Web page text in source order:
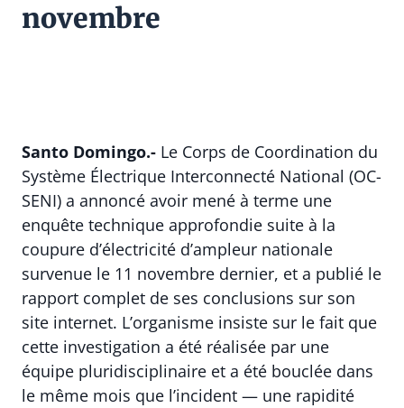
novembre
Santo Domingo.- Le Corps de Coordination du
Système Électrique Interconnecté National (OC-
SENI) a annoncé avoir mené à terme une
enquête technique approfondie suite à la
coupure d’électricité d’ampleur nationale
survenue le 11 novembre dernier, et a publié le
rapport complet de ses conclusions sur son
site internet. L’organisme insiste sur le fait que
cette investigation a été réalisée par une
équipe pluridisciplinaire et a été bouclée dans
le même mois que l’incident — une rapidité